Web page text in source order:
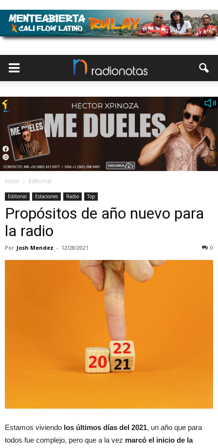
Inicio Editorial
Editorial Estaciones Radio Top
Propósitos de año nuevo para
la radio
Por Josh Mendez - 12/28/2021 0
Estamos viviendo los últimos días del 2021, un año que para
todos fue complejo, pero que a la vez marcó el inicio de la